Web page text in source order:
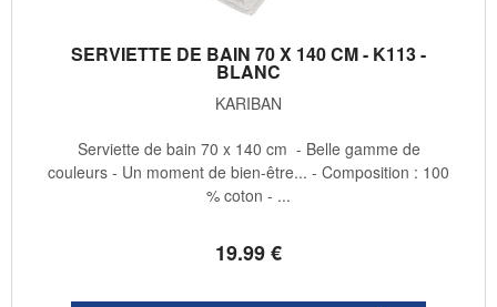
SERVIETTE DE BAIN 70 X 140 CM - K113 -
BLANC
KARIBAN
19.99€
Serviette de bain 70 x 140 cm - Belle gamme de
couleurs - Un moment de bien-être... - Composition : 100
% coton - ...